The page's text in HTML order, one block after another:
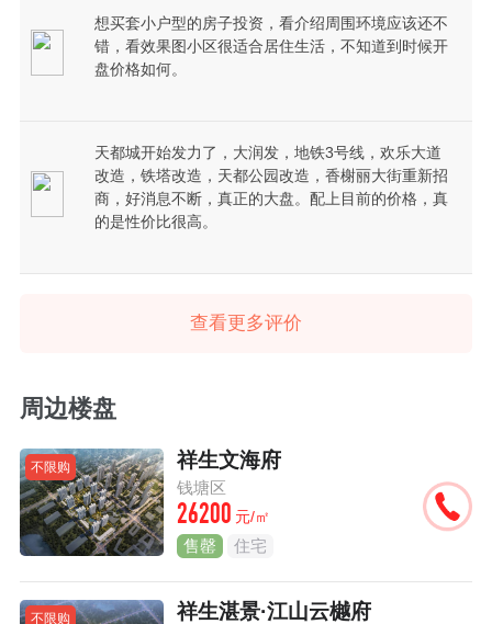
想买套小户型的房子投资，看介绍周围环境应该还不
错，看效果图小区很适合居住生活，不知道到时候开
盘价格如何。
天都城开始发力了，大润发，地铁3号线，欢乐大道
改造，铁塔改造，天都公园改造，香榭丽大街重新招
商，好消息不断，真正的大盘。配上目前的价格，真
的是性价比很高。
查看更多评价
周边楼盘
不限购 祥生文海府
钱塘区
26200 元/㎡
售罄 住宅
不限购 祥生湛景·江山云樾府